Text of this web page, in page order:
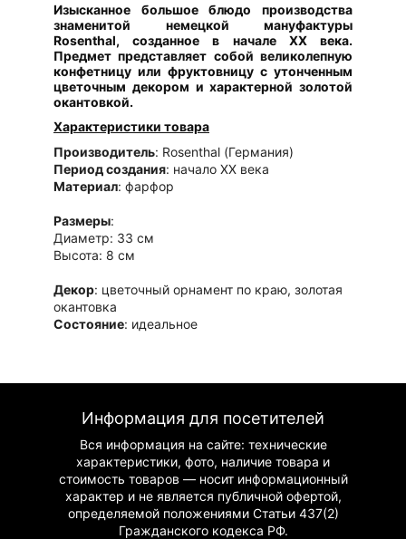
Изысканное большое блюдо производства
знаменитой немецкой мануфактуры
Rosenthal, созданное в начале XX века.
Предмет представляет собой великолепную
конфетницу или фруктовницу с утонченным
цветочным декором и характерной золотой
окантовкой.
Характеристики товара
Производитель: Rosenthal (Германия)
Период создания: начало XX века
Материал: фарфор
Размеры:
Диаметр: 33 см
Высота: 8 см
Декор: цветочный орнамент по краю, золотая
окантовка
Состояние: идеальное
Аутентичность
: подлинное изделие начала XX
Сохранность: превосходное состояние
Художественная ценность: изысканный декор
Практичность: функциональное
использование
Применение
Информация для посетителей
Вся информация на сайте: технические
характеристики, фото, наличие товара и
стоимость товаров — носит информационный
характер и не является публичной офертой,
определяемой положениями Статьи 437(2)
Гражданскогокодекса РФ.